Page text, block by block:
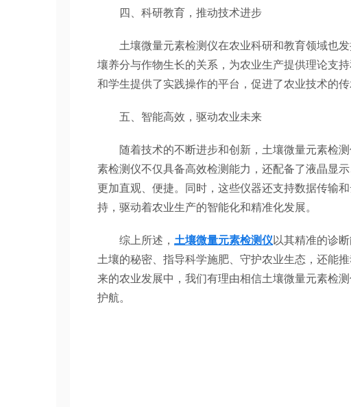
四、科研教育，推动技术进步
土壤微量元素检测仪在农业科研和教育领域也发
壤养分与作物生长的关系，为农业生产提供理论支
和学生提供了实践操作的平台，促进了农业技术的传
五、智能高效，驱动农业未来
随着技术的不断进步和创新，土壤微量元素检测
素检测仪不仅具备高效检测能力，还配备了液晶显
更加直观、便捷。同时，这些仪器还支持数据传输
持，驱动着农业生产的智能化和精准化发展。
综上所述， 土壤微量元素检测仪以其精准的诊
土壤的秘密、指导科学施肥、守护农业生态，还能
来的农业发展中，我们有理由相信土壤微量元素检
护航。